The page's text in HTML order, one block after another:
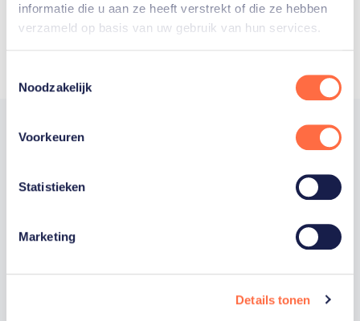
informatie die u aan ze heeft verstrekt of die ze hebben
verzameld op basis van uw gebruik van hun services.
Noodzakelijk
Voorkeuren
Statistieken
Marketing
Details tonen
Trotse hoofdsponsor
Staatsloterij is trotse hoofdsponsor van
sportiefste land van de wereld maken.